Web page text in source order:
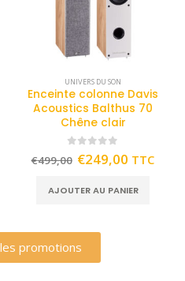
UNIVERS DU SON
Enceinte colonne Davis
Acoustics Balthus 70
Chêne clair
out of 5
€499,00 €249,00 TTC
AJOUTER AU PANIER
promotions